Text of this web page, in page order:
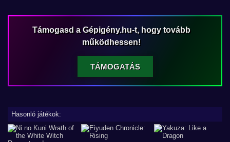
Támogasd a Gépigény.hu-t, hogy tovább
működhessen!
TÁMOGATÁS
Hasonló játékok: